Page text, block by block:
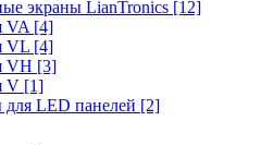
экраны LianTronics [12]
VA [4]
VL [4]
VH [3]
V [1]
для LED панелей [2]